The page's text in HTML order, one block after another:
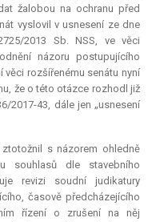
žalobou na ochranu před
vyslovil v usnesení ze dne
2013 Sb. NSS, ve věci
názoru postupujícího
rozšířenému senátu nyní
že o této otázce rozhodl již
2017-43, dále jen „usnesení
s názorem ohledně
souhlasů dle stavebního
revizi soudní judikatury
časově předcházejícího
řízení o zrušení na něj